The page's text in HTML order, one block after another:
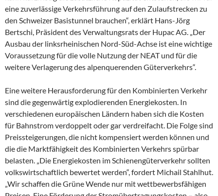
eine zuverlässige Verkehrsführung auf den Zulaufstrecken zu
den Schweizer Basistunnel brauchen“, erklärt Hans-Jörg
Bertschi, Präsident des Verwaltungsrats der Hupac AG. „Der
Ausbau der linksrheinischen Nord-Süd-Achse ist eine wichtige
Voraussetzung für die volle Nutzung der NEAT und für die
weitere Verlagerung des alpenquerenden Güterverkehrs“.
Eine weitere Herausforderung für den Kombinierten Verkehr
sind die gegenwärtig explodierenden Energiekosten. In
verschiedenen europäischen Ländern haben sich die Kosten
für Bahnstrom verdoppelt oder gar verdreifacht. Die Folge sind
Preissteigerungen, die nicht kompensiert werden können und
die die Marktfähigkeit des Kombinierten Verkehrs spürbar
belasten. „Die Energiekosten im Schienengüterverkehr sollten
volkswirtschaftlich bewertet werden“, fordert Michail Stahlhut.
„Wir schaffen die Grüne Wende nur mit wettbewerbsfähigen